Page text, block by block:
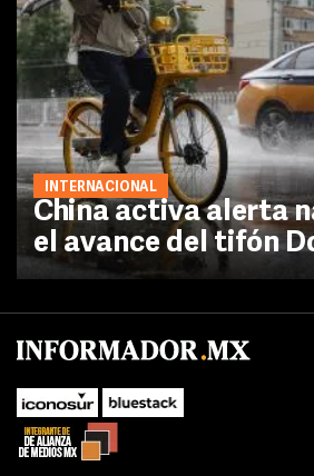
INTERNACIONAL
China activa alerta
el avance del tifón